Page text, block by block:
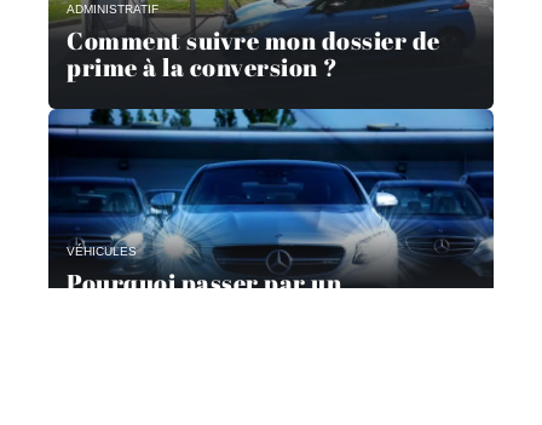
ADMINISTRATIF
Comment suivre mon dossier de
prime à la conversion ?
VÉHICULES
Pourquoi passer par un